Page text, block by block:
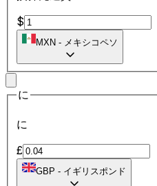
$
MXN - メキシコペソ
に
に
£
GBP - イギリスポンド